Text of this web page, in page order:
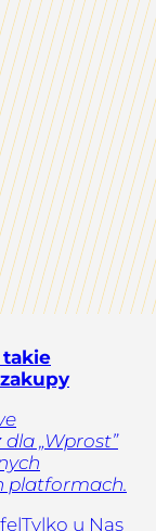
takie
„Wprost”
platformach.
Tylko u Nas